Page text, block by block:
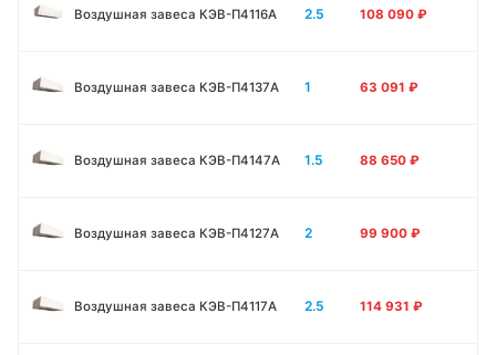
Воздушная завеса КЭВ-П4116A 2.5 108 090 ₽
Воздушная завеса КЭВ-П4137A 1 63 091 ₽
Воздушная завеса КЭВ-П4147A 1.5 88 650 ₽
Воздушная завеса КЭВ-П4127A 2 99 900 ₽
Воздушная завеса КЭВ-П4117A 2.5 114 931 ₽